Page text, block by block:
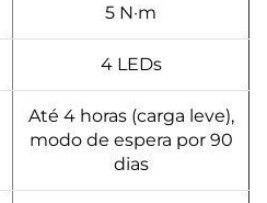
5 N·m
4 LEDs
Até 4 horas (carga leve),
modo de espera por 90
dias